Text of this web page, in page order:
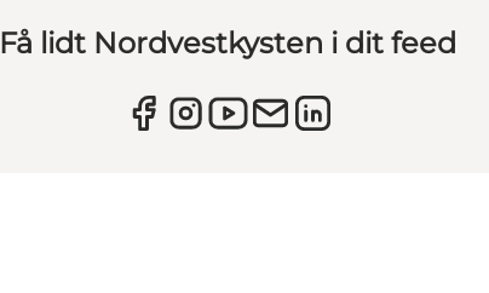
Få lidt Nordvestkysten i dit feed